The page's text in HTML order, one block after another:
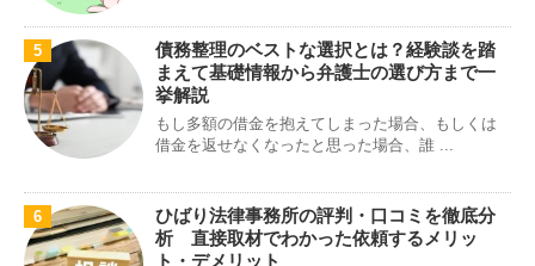
5
債務整理のベストな選択とは？経験談を踏
まえて基礎情報から弁護士の選び方まで一
挙解説
もし多額の借金を抱えてしまった場合、もしくは
借金を返せなくなったと思った場合、誰 ...
6
ひばり法律事務所の評判・口コミを徹底分
析 直接取材でわかった依頼するメリッ
ト・デメリット